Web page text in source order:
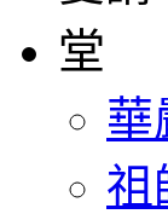
華
祖